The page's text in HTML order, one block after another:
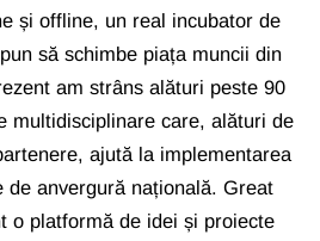
și offline, un real incubator de
să schimbe piața muncii din
am strâns alături peste 90
multidisciplinare care, alături de
ajută la implementarea
de anvergură națională. Great
o platformă de idei și proiecte